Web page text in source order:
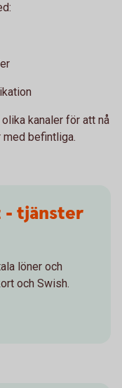
kanaler för att nå
med befintliga.
- tjänster
löner och
och Swish.